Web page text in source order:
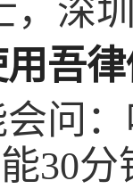
深
吾
问
30